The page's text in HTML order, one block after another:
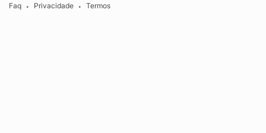
Faq
• Privacidade • Termos